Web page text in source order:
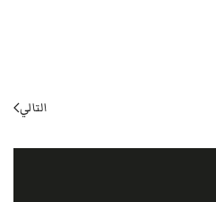
التالي